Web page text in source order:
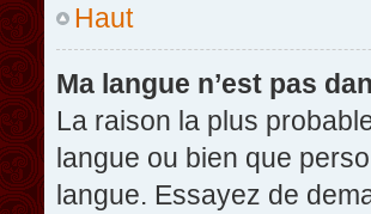
Haut
Ma langue n’est pas
La raison la plus
langue ou bien que
langue. Essayez de